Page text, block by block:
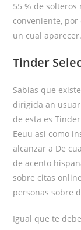
55 % de
conveniente,
un cual aparecer.
Tinder
Sabias que
dirigida an
de esta es
Eeuu asi­ como
alcanzar a De
de acento
sobre citas
personas sobre
Igual que te